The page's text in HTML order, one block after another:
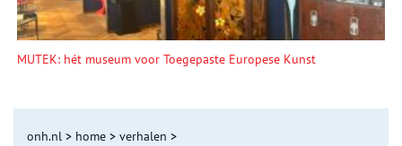
MUTEK: hét museum voor Toegepaste Europese Kunst
onh.nl > home > verhalen >